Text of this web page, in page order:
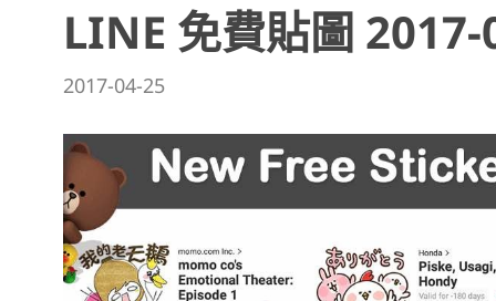
LINE 免費貼圖
2017-04-25